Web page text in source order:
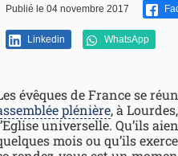
Publié le 04 novembre 2017
Linkedin WhatsApp
évêques de France se
plénière, à
universelle. Qu’ils
mois ou qu’ils